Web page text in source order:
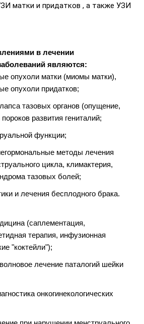
матки и придатков , а также УЗИ
в лечении
являются:
опухоли матки (миомы матки),
опухоли придатков;
тазовых органов (опущение,
развития гениталий;
функции;
методы лечения
цикла, климактерия,
тазовых болей;
и лечения бесплодного брака.
(саплементация,
терапия, инфузионная
"коктейли");
лечение паталогий шейки
онкогинекологических